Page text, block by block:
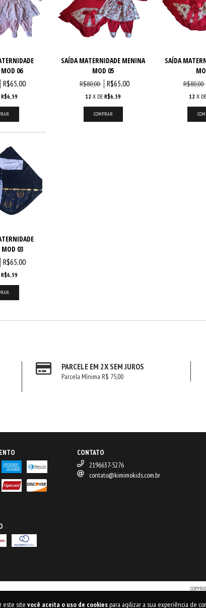
este site você aceita o uso de cookiespara agilizar a sua experiência de
06
R$65,00
R$6,59
SAÍDA MATERNIDADE MENINA
MOD 05
R$80,00 R$65,00
12 X DER$6,59
SAÍDA
R$80,00
12 X
03
R$65,00
R$6,59
PARCELE EM 2X SEM JUROS
Parcela Mínima R$ 75,00
CONTATO
2196637-5276
contato@kimimokids.com.br